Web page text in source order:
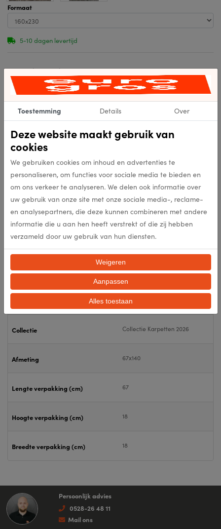
Formaat
5-10 dagen levertijd
Specificaties
Artikelnummer 5414452095623
Punten per m2 212000
Poolhoogte (mm) 25mm
Totaal gewicht per m2 (gr/m2 3200g/m2
Samenstelling 100% Polypropyleen heatset
ja
Collectie Collectie Karpetten 2026
Afmeting 67x140
Lengte verpakking (cm) 67
Hoogte verpakking (cm) 18
Breedte verpakking (cm) 18
Persoonlijk advies
0528-26 48 11
Mail ons
Toestemming Details Over
Deze website maakt gebruik van
cookies
We gebruiken cookies om inhoud en advertenties te
personaliseren, om functies voor sociale media te bieden en
om ons verkeer te analyseren. We delen ook informatie over
uw gebruik van onze site met onze sociale media-, reclame-
en analysepartners, die deze kunnen combineren met andere
informatie die u aan hen heeft verstrekt of die zij hebben
verzameld door uw gebruik van hun diensten.
Weigeren
Aanpassen
Alles toestaan